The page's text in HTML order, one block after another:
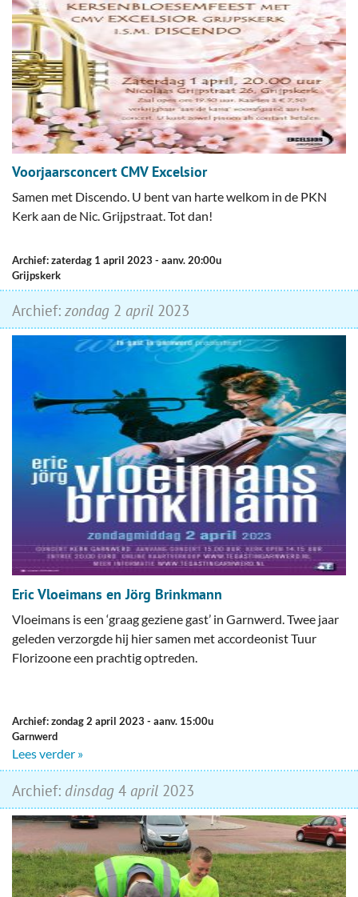
Voorjaarsconcert CMV Excelsior
Samen met Discendo. U bent van harte welkom in de PKN
Kerk aan de Nic. Grijpstraat. Tot dan!
Archief: zaterdag 1 april 2023 - aanv. 20:00u
Grijpskerk
Archief: zondag 2 april 2023
Eric Vloeimans en Jörg Brinkmann
Vloeimans is een ‘graag geziene gast’ in Garnwerd. Twee jaar
geleden verzorgde hij hier samen met accordeonist Tuur
Florizoone een prachtig optreden.
Archief: zondag 2 april 2023 - aanv. 15:00u
Garnwerd
Lees verder »
Archief: dinsdag 4 april 2023